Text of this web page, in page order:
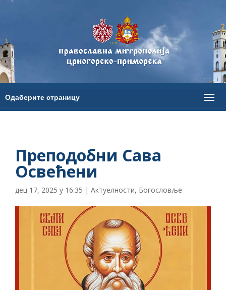
Преподобни Сава
Освећени
дец 17, 2025 у 16:35 | Актуелности, Богословље